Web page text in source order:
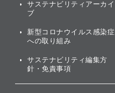
株主・投資家情報（IR）に
ガバナンス
投資先のサステナビリティ
サステナビリティアーカイ
ブ
新型コロナウイルス感染症
への取り組み
サステナビリティ編集方
針・免責事項